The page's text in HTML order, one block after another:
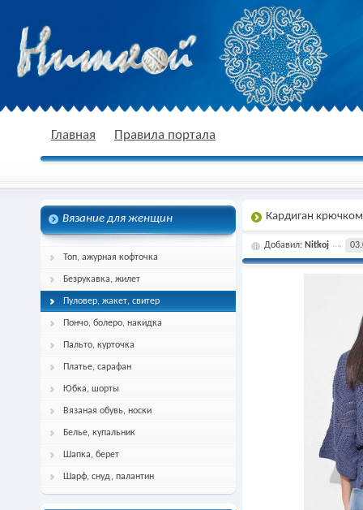
спицами, схема и описание
Главная Правила портала
Вязание для женщин
Топ, ажурная кофточка
Безрукавка, жилет
Пуловер, жакет, свитер
Пончо, болеро, накидка
Пальто, курточка
Платье, сарафан
Юбка, шорты
Вязаная обувь, носки
Белье, купальник
Шапка, берет
Шарф, снуд, палантин
Кардиган
Добавил: Nitkoj